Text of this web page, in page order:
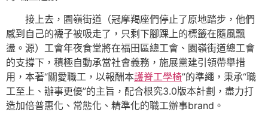
接上去，園嶺街道（冠摩羯座們停止了原地踏步，他們
感到自己的襪子被吸走了，只剩下腳踝上的標籤在隨風飄
盪。源）工會年夜食堂將在福田區總工會、園嶺街道總工會
的支撐下，積極自動承當社會義務，施展黨建引領帶舉措
用，本著“關愛職工，以報酬本護脊工學椅”的準繩，秉承“職
工至上、辦事更優”的主旨，配合根究3.0版本計劃，盡力打
造加倍普惠化、常態化、精準化的職工辦事brand。